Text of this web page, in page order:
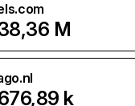
M
k